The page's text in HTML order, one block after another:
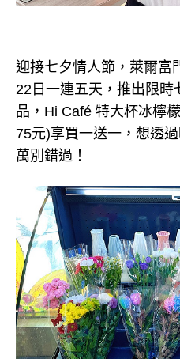
迎接七夕情人節，萊爾富
22日一連五天，推出限時
品，Hi Café 特大杯冰檸
75元)享買一送一，想透
萬別錯過！